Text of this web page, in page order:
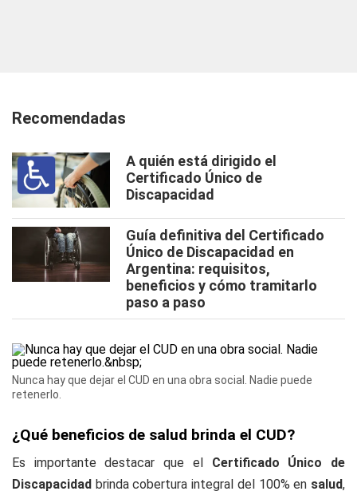
Recomendadas
A quién está dirigido el
Certificado Único de
Discapacidad
Guía definitiva del Certificado
Único de Discapacidad en
Argentina: requisitos,
beneficios y cómo tramitarlo
paso a paso
Nunca hay que dejar el CUD en una obra social. Nadie puede
retenerlo.
¿Qué beneficios de salud brinda el CUD?
Es importante destacar que el Certificado Único de
Discapacidad brinda cobertura integral del 100% en salud,